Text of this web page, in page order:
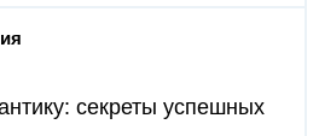
секреты успешных